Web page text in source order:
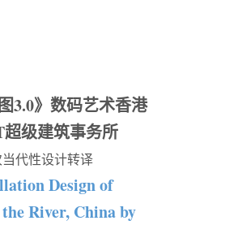
3.0》数码艺术香港
级建筑事务所
代性设计转译
Design of
River, China by